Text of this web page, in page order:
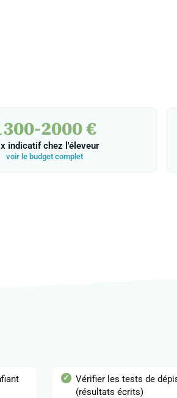
2000 €
indicatif chez l'éleveur
voir le budget complet
Vérifier les tests de
(résultats écrits)